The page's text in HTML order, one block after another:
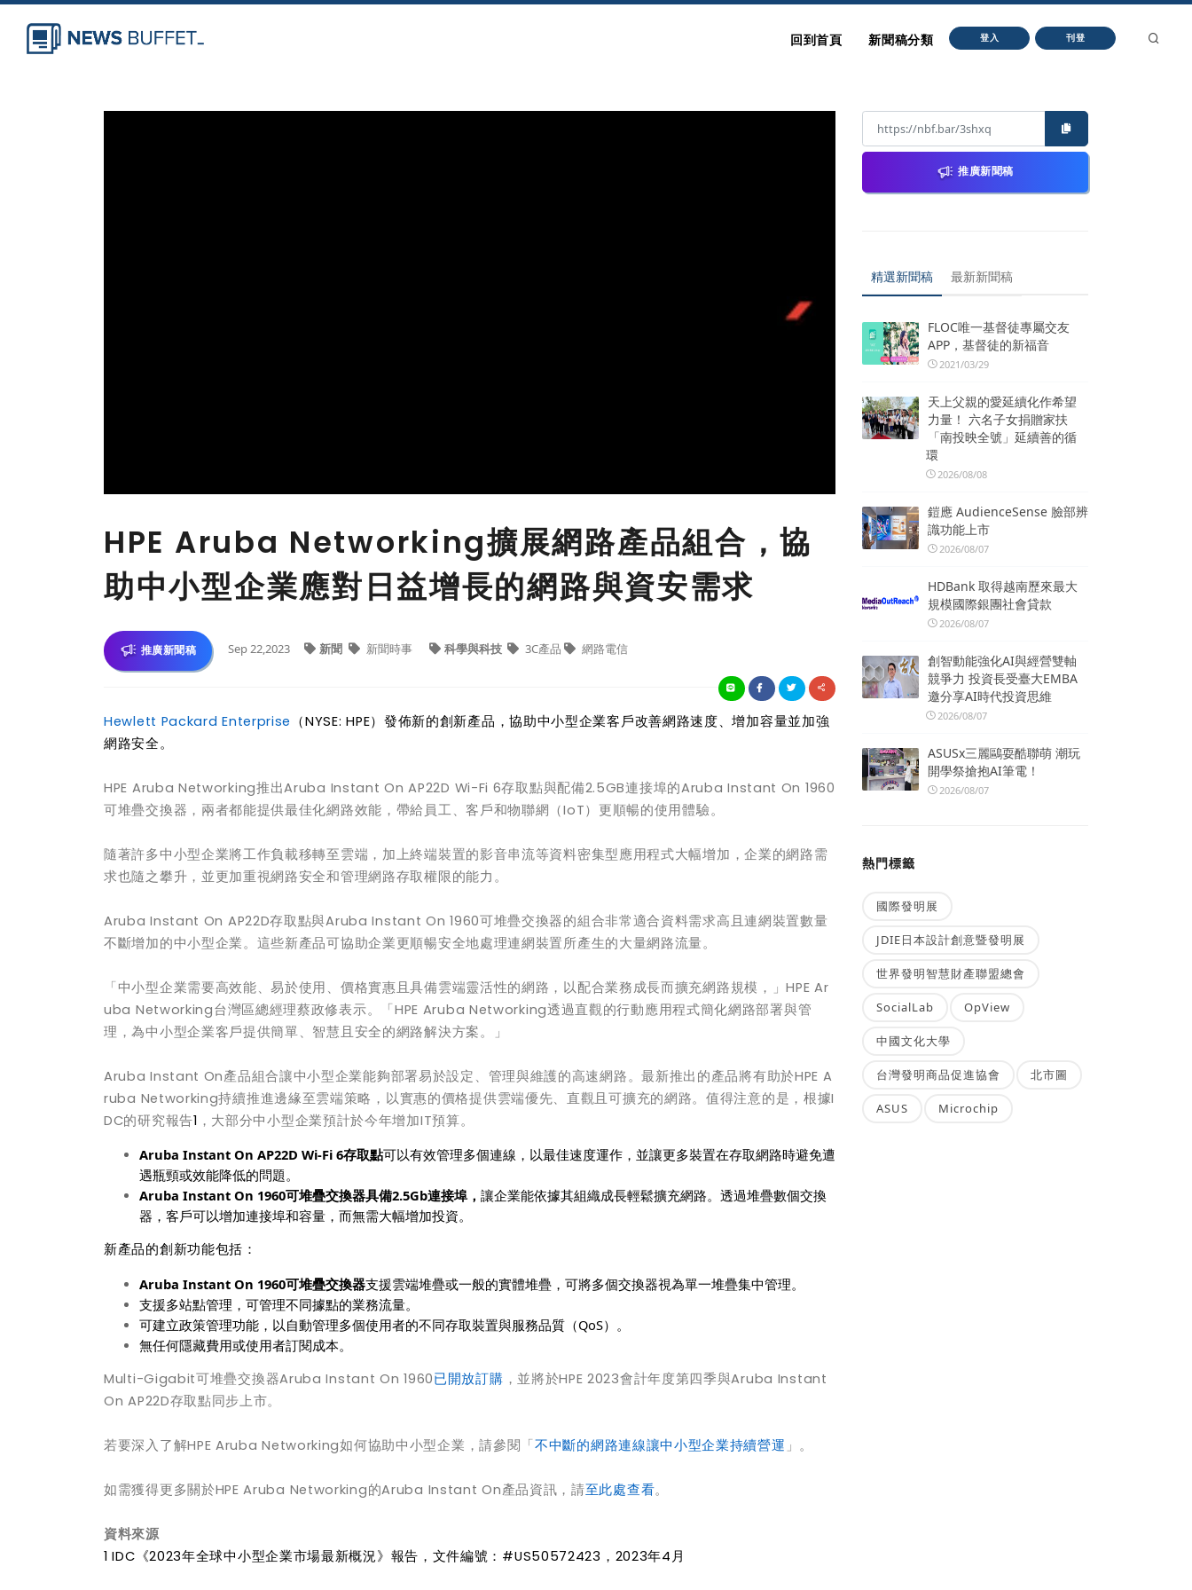
回到首頁 新聞稿分類 登入 刊登
HPE Aruba Networking擴展網路產品組合，協
助中小型企業應對日益增長的網路與資安需求
推廣新聞稿 Sep 22,2023 新聞 新聞時事 科學與科技 3C產品 網路電信
Hewlett Packard Enterprise （NYSE: HPE）發佈新的創新產品，協助中小型企業客戶改善網路速度、增加容量並加強
網路安全。
HPE Aruba Networking推出Aruba Instant On AP22D Wi-Fi 6存取點與配備2.5GB連接埠的Aruba Instant On 1960
可堆疊交換器，兩者都能提供最佳化網路效能，帶給員工、客戶和物聯網（IoT）更順暢的使用體驗。
隨著許多中小型企業將工作負載移轉至雲端，加上終端裝置的影音串流等資料密集型應用程式大幅增加，企業的網路需
求也隨之攀升，並更加重視網路安全和管理網路存取權限的能力。
Aruba Instant On AP22D存取點與Aruba Instant On 1960可堆疊交換器的組合非常適合資料需求高且連網裝置數量
不斷增加的中小型企業。這些新產品可協助企業更順暢安全地處理連網裝置所產生的大量網路流量。
「中小型企業需要高效能、易於使用、價格實惠且具備雲端靈活性的網路，以配合業務成長而擴充網路規模，」HPE Ar
uba Networking台灣區總經理蔡政修表示。
「HPE Aruba Networking透過直觀的行動應用程式簡化網路部署與管
理，為中小型企業客戶提供簡單、智慧且安全的網路解決方案。」
Aruba Instant On產品組合讓中小型企業能夠部署易於設定、管理與維護的高速網路。最新推出的產品將有助於HPE A
ruba Networking持續推進邊緣至雲端策略，以實惠的價格提供雲端優先、直觀且可擴充的網路。值得注意的是，根據I
DC的研究報告1 ，大部分中小型企業預計於今年增加IT預算。
Aruba Instant On AP22D Wi-Fi 6存取點可以有效管理多個連線，以最佳速度運作，並讓更多裝置在存取網路時避免遭
遇瓶頸或效能降低的問題。
Aruba Instant On 1960可堆疊交換器具備2.5Gb連接埠， 讓企業能依據其組織成長輕鬆擴充網路。透過堆疊數個交換
器，客戶可以增加連接埠和容量，而無需大幅增加投資。
新產品的創新功能包括：
Aruba Instant On 1960可堆疊交換器支援雲端堆疊或一般的實體堆疊，可將多個交換器視為單一堆疊集中管理。
支援多站點管理，可管理不同據點的業務流量。
可建立政策管理功能，以自動管理多個使用者的不同存取裝置與服務品質（QoS）。
無任何隱藏費用或使用者訂閱成本。
Multi-Gigabit可堆疊交換器Aruba Instant On 1960已開放訂購 ，並將於HPE 2023會計年度第四季與Aruba Instant
On AP22D存取點同步上市。
若要深入了解HPE Aruba Networking如何協助中小型企業，請參閱「不中斷的網路連線讓中小型企業持續營運 」。
如需獲得更多關於HPE Aruba Networking的Aruba Instant On產品資訊，請至此處查看。
資料來源
1 IDC 《2023年全球中小型企業市場最新概況》報告，文件編號：#US50572423，2023年4月
推廣新聞稿
精選新聞稿 最新新聞稿
FLOC唯一基督徒專屬交友
APP，基督徒的新福音
2021/03/29
天上父親的愛延續化作希望
力量！ 六名子女捐贈家扶
「南投映全號」延續善的循
環
2026/08/08
鎧應 AudienceSense 臉部辨
識功能上市
2026/08/07
HDBank 取得越南歷來最大
規模國際銀團社會貸款
2026/08/07
創智動能強化AI與經營雙軸
競爭力 投資長受臺大EMBA
邀分享AI時代投資思維
2026/08/07
ASUSx三麗鷗耍酷聯萌 潮玩
開學祭搶抱AI筆電！
2026/08/07
熱門標籤
國際發明展
JDIE日本設計創意暨發明展
世界發明智慧財產聯盟總會
SocialLab OpView
中國文化大學
台灣發明商品促進協會 北市圖
ASUS Microchip